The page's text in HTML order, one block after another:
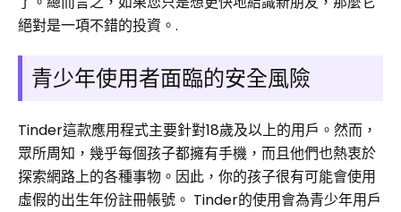
絕對是一項不錯的投資。.
青少年使用者面臨的安全風險
Tinder這款應用程式主要針對18歲及以上的用戶。然而，
眾所周知，幾乎每個孩子都擁有手機，而且他們也熱衷於
探索網路上的各種事物。因此，你的孩子很有可能會使用
虛假的出生年份註冊帳號。 Tinder的使用會為青少年用戶